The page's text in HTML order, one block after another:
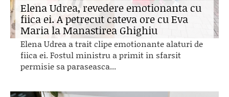
Elena Udrea, revedere emotionanta cu
fiica ei. A petrecut cateva ore cu Eva
Maria la Manastirea Ghighiu
Elena Udrea a trait clipe emotionante alaturi de
fiica ei. Fostul ministru a primit in sfarsit
permisie sa paraseasca...